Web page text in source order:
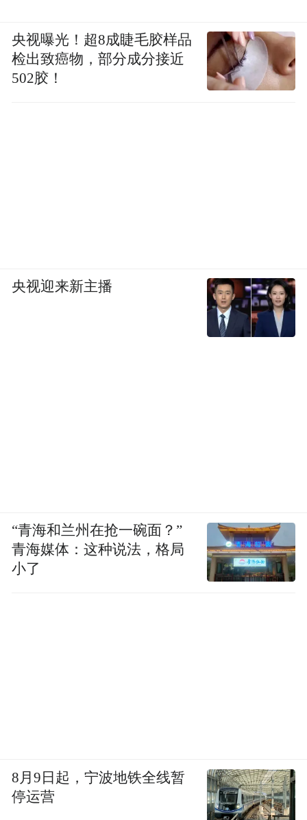
央视曝光！超8成睫毛胶样品
检出致癌物，部分成分接近
502胶！
央视迎来新主播
“青海和兰州在抢一碗面？”
青海媒体：这种说法，格局
小了
8月9日起，宁波地铁全线暂
停运营